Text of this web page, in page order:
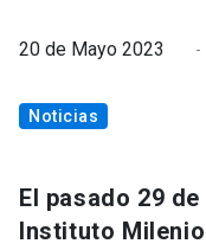
20 de Mayo 2023
Noticias
El pasado 29
Instituto